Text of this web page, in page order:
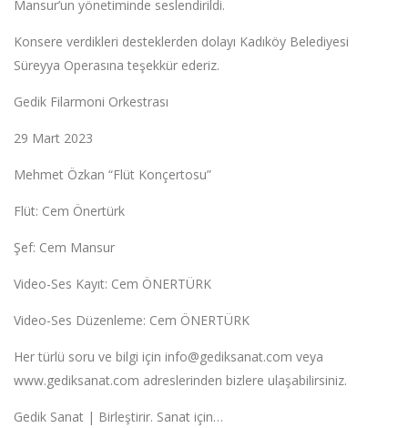
Mansur’un yönetiminde seslendirildi.
Konsere verdikleri desteklerden dolayı Kadıköy Belediyesi
Süreyya Operasına teşekkür ederiz.
Gedik Filarmoni Orkestrası
29 Mart 2023
Mehmet Özkan “Flüt Konçertosu”
Flüt: Cem Önertürk
Şef: Cem Mansur
Video-Ses Kayıt: Cem ÖNERTÜRK
Video-Ses Düzenleme: Cem ÖNERTÜRK
Her türlü soru ve bilgi için info@gediksanat.com veya
www.gediksanat.com adreslerinden bizlere ulaşabilirsiniz.
Gedik Sanat | Birleştirir. Sanat için…